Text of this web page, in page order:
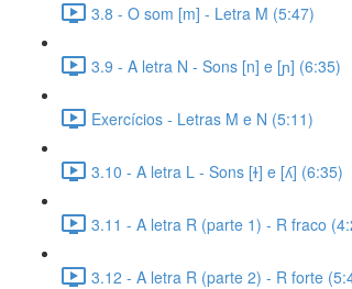
3.8 - O som [m] - Letra M (5:47)
3.9 - A letra N - Sons [n] e [ɲ] (6:35)
Exercícios - Letras M e N (5:11)
3.10 - A letra L - Sons [ɫ] e [ʎ] (6:35)
3.11 - A letra R (parte 1) - R fraco
3.12 - A letra R (parte 2) - R forte